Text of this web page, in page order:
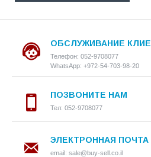
ОБСЛУЖИВАНИЕ
Телефон: 052-9708077
WhatsApp: +972-54-703-98-20
ПОЗВОНИТЕ НАМ
Тел: 052-9708077
ЭЛЕКТРОННАЯ ПОЧТА
email: sale@buy-sell.co.il